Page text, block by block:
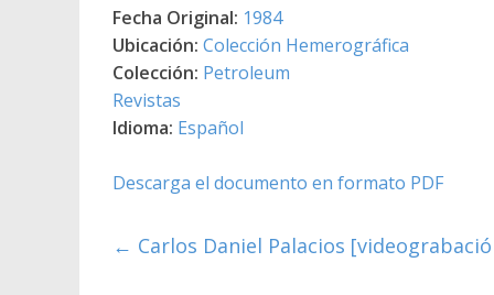
Fecha Original: 1984
Ubicación: Colección Hemerográfica
Colección: Petroleum
Revistas
Idioma: Español
Descarga el documento en formato PDF
← Carlos Daniel Palacios